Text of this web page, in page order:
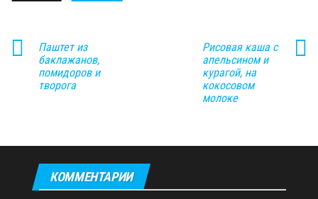
Паштет из
баклажанов,
помидоров и
творога
Рисовая каша с
апельсином и
курагой, на
кокосовом
молоке
КОММЕНТАРИИ